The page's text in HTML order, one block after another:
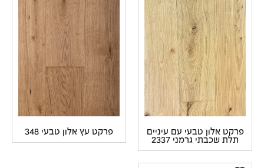
אלון טבעי עם עיניים
תלת שכבתי גרמני 2337
פרקט עץ אלון טבעי 348